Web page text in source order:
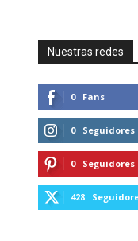
Nuestras redes
0 Fans
0 Seguidores
0 Seguidores
428